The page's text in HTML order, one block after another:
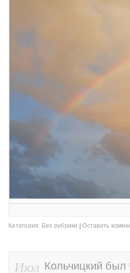
Категория: Без рубрики | Оставить
Июл Кольчицкий был